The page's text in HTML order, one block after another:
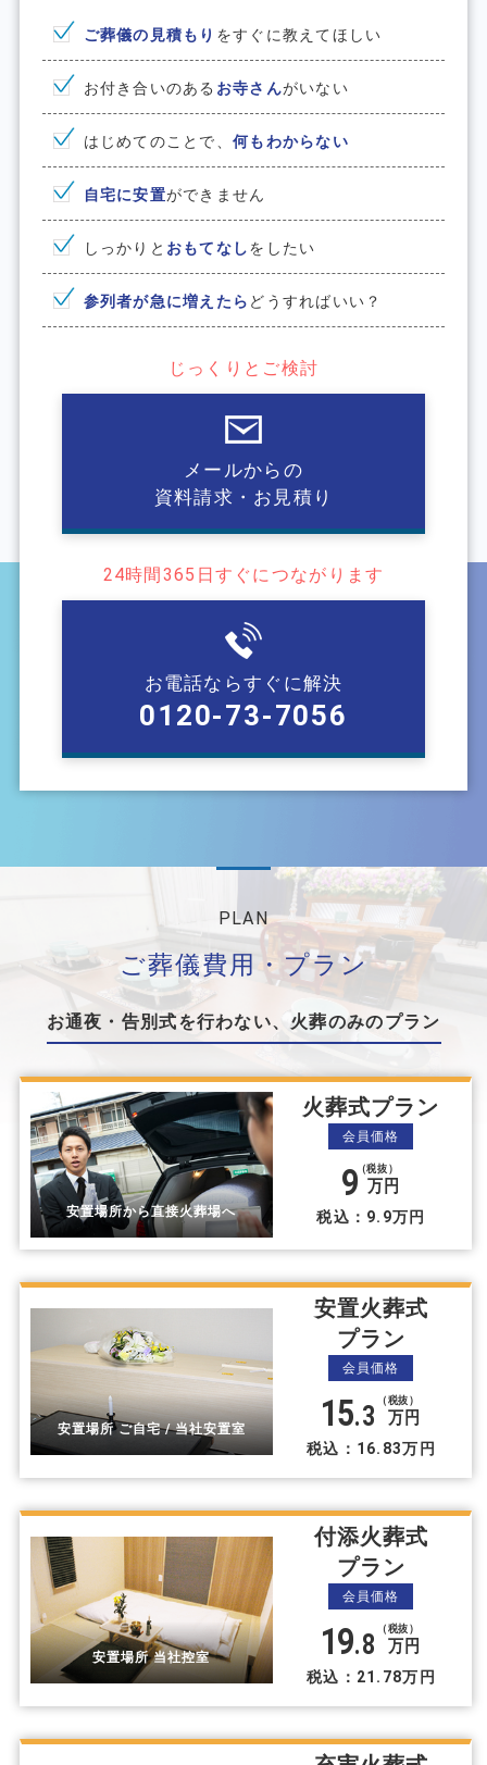
ご葬儀の見積もり をすぐに教えてほしい
お付き合いのある お寺さんがいない
はじめてのことで、何もわからない
⾃宅に安置ができません
しっかりと おもてなしをしたい
参列者が急に増えたら どうすればいい？
じっくりとご検討
メールからの
資料請求・お見積り
24時間365⽇すぐにつながります
お電話ならすぐに解決
0120-73-7056
PLAN
ご葬儀費⽤・プラン
お通夜・告別式を⾏わない、⽕葬のみのプラン
安置場所から直接火葬場へ
火葬式プラン
会員価格
9 （税抜）
万円
税込：9.9万円
安置場所 ご自宅 / 当社安置室
安置火葬式
プラン
会員価格
15.3 （税抜）
万円
税込：16.83万円
安置場所 当社控室
付添火葬式
プラン
会員価格
19.8 （税抜）
万円
税込：21.78万円